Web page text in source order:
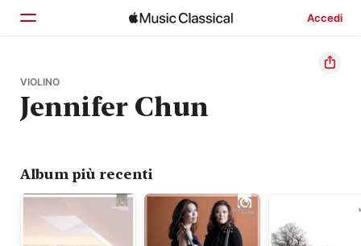
Accedi
Home
Scopri
VIOLINO
Jennifer Chun
Album più recenti